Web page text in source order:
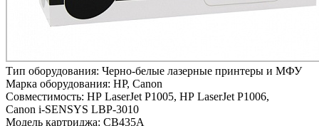
Тип оборудования: Черно-белые лазерные принтеры и МФУ
Марка оборудования: HP, Canon
Совместимость: HP LaserJet P1005, HP LaserJet P1006,
Canon i-SENSYS LBP-3010
Модель картриджа: CB435A